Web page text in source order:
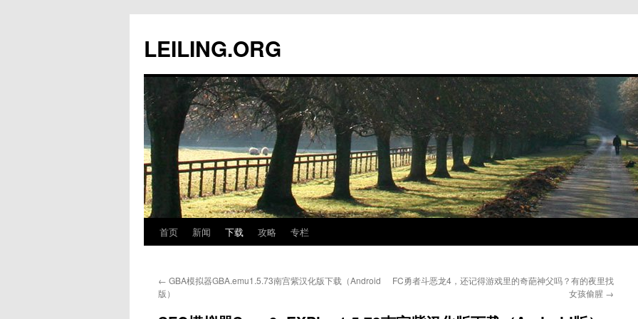
文
LEILING.ORG
首页 新闻 下载 攻略 专栏
← GBA模拟器GBA.emu1.5.73南宫紫汉化版下载（Android
版）
FC勇者斗恶龙4，还记得游戏里的奇葩神父吗？有的夜里找
女孩偷腥 →